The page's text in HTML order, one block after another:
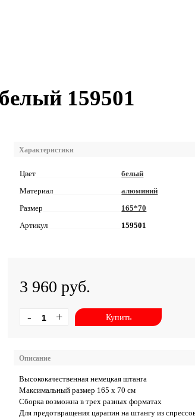
159501
Характеристики
Цвет
белый
Материал
алюминий
Размер
165*70
Артикул
159501
3 960 руб.
- + Купить
Описание
Высококачественная немецкая штанга
Максимальный размер 165 х 70 см
Сборка возможна в трех разных форматах
Для предотвращения царапин на штангу из